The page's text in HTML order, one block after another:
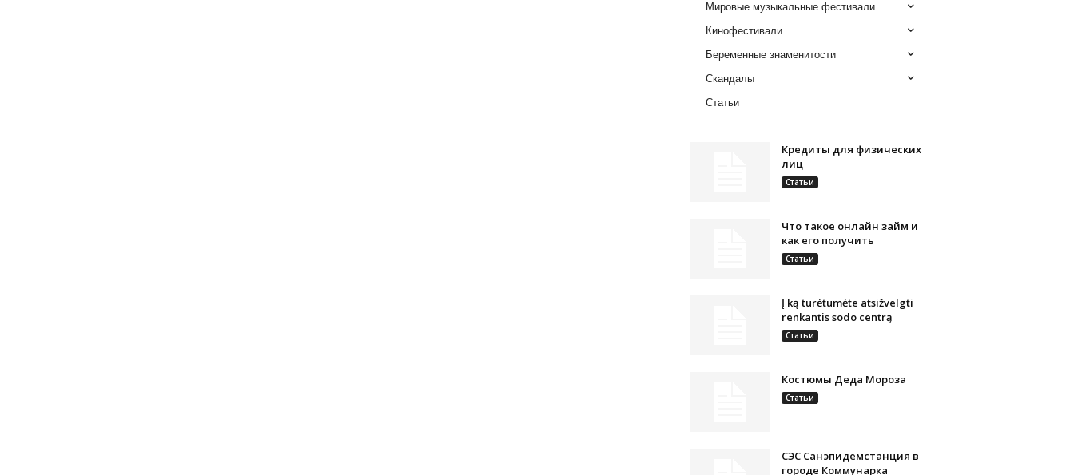
Мировые музыкальные фестивали
Кинофестивали
Беременные знаменитости
Скандалы
Статьи
Кредиты для физических
лиц
Статьи
Что такое онлайн займ и
как его получить
Статьи
Į ką turėtumėte atsižvelgti
renkantis sodo centrą
Статьи
Костюмы Деда Мороза
Статьи
СЭС Санэпидемстанция в
городе Коммунарка